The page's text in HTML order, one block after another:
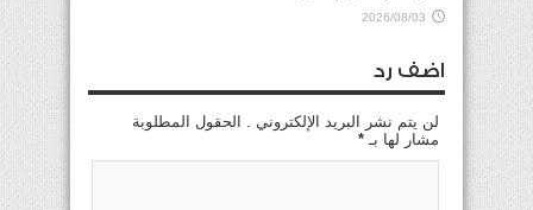
2026/08/03
اضف رد
لن يتم نشر البريد الإلكتروني . الحقول المطلوبة
مشار لها بـ *